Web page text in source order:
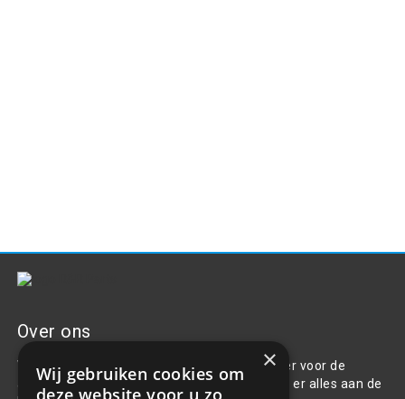
Over ons
Welkom bij R&R Parts Automotive, uw partner voor de
aanschaf van alle auto accessoires. Wij doen er alles aan de
×
Wij gebruiken cookies om
deze website voor u zo